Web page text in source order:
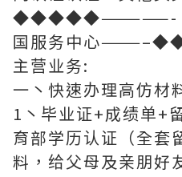
◆◆◆◆◆—————-【
国服务中心
主营业务:
一丶快速办理高仿材
1丶毕业证+成绩单+
育部学历认证（全套
料，给父母及亲朋好